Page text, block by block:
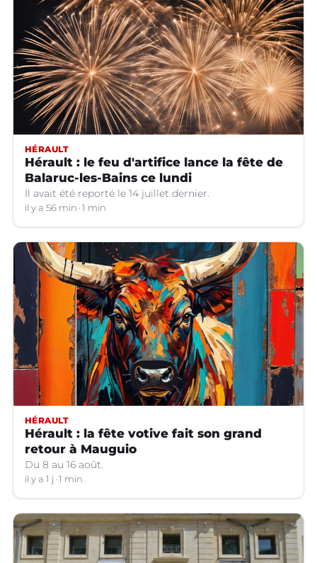
HÉRAULT
Hérault : le feu d'artifice lance la fête de
Balaruc-les-Bains ce lundi
Il avait été reporté le 14 juillet dernier.
il y a 56 min 1 min
HÉRAULT
Hérault : la fête votive fait son grand
retour à Mauguio
Du 8 au 16 août.
il y a 1 j 1 min